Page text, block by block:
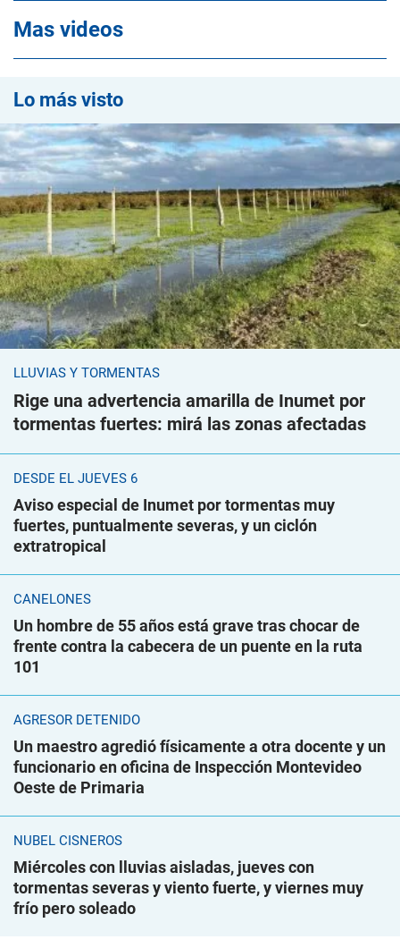
Mas videos
Lo más visto
LLUVIAS Y TORMENTAS
Rige una advertencia amarilla de Inumet por
tormentas fuertes: mirá las zonas afectadas
DESDE EL JUEVES 6
Aviso especial de Inumet por tormentas muy
fuertes, puntualmente severas, y un ciclón
extratropical
CANELONES
Un hombre de 55 años está grave tras chocar de
frente contra la cabecera de un puente en la ruta
101
AGRESOR DETENIDO
Un maestro agredió físicamente a otra docente y un
funcionario en oficina de Inspección Montevideo
Oeste de Primaria
NUBEL CISNEROS
Miércoles con lluvias aisladas, jueves con
tormentas severas y viento fuerte, y viernes muy
frío pero soleado